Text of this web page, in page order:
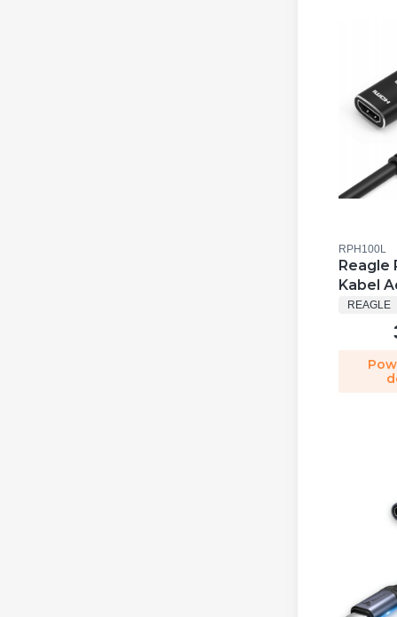
Kod produktu
RPH100L
Reagle
Kabel
4k
REAGLE